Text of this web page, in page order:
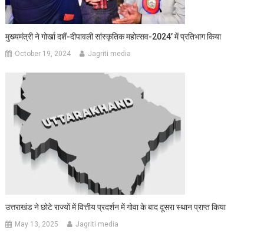
मुख्यमंत्री ने गोर्खा दशैं-दीपावली सांस्कृतिक महोत्सव-2024’ में प्रतिभाग किया
October 19, 2024 Jagriti media
उत्तराखंड ने छोटे राज्यों में वित्तीय प्रदर्शन में गोवा के बाद दूसरा स्थान प्राप्त किया
May 13, 2025 Jagriti media